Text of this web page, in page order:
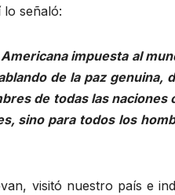
lo señaló:
impuesta al
de la paz genuina,
de todas las naciones
sino para todos los
visitó nuestro país e